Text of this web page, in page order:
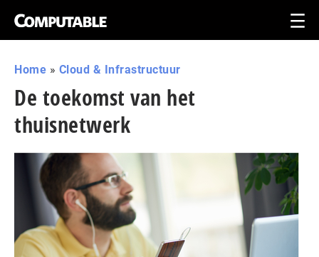
Home » Cloud & Infrastructuur
De toekomst van het
thuisnetwerk